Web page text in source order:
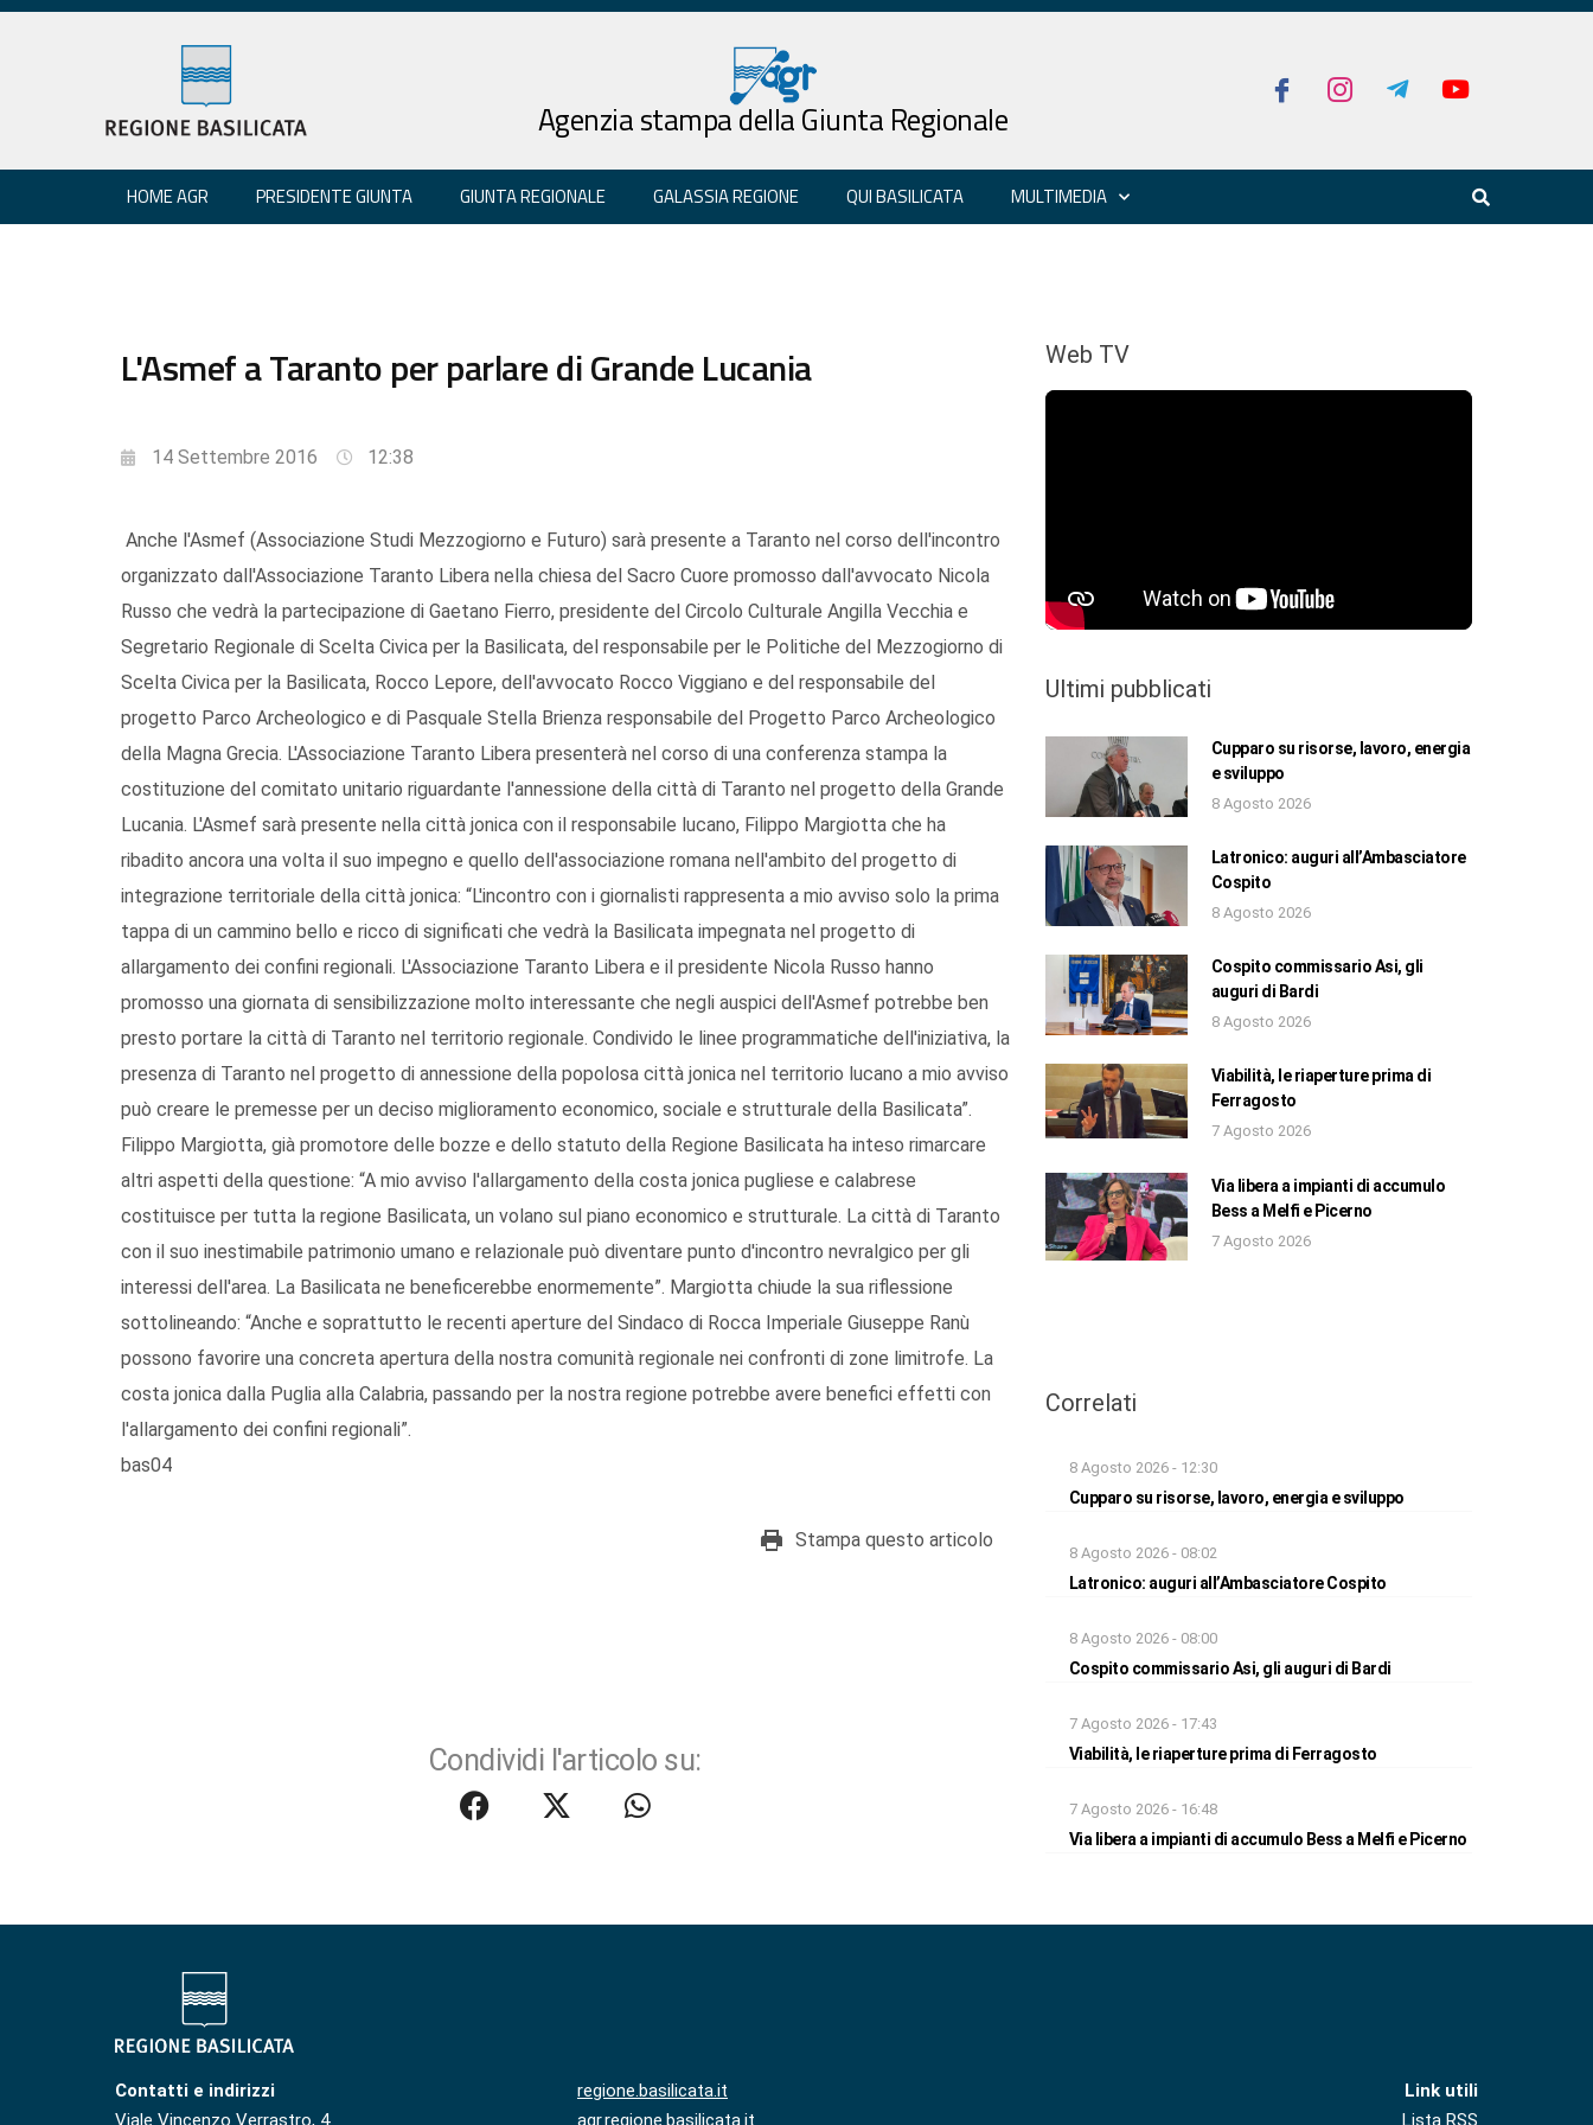
Agenzia stampa della Giunta Regionale
HOME AGR PRESIDENTE GIUNTA GIUNTA REGIONALE GALASSIA REGIONE QUI BASILICATA MULTIMEDIA
L'Asmef a Taranto per parlare di Grande Lucania
14 Settembre 2016 12:38
Anche l'Asmef (Associazione Studi Mezzogiorno e Futuro) sarà presente a Taranto nel corso dell'incontro
organizzato dall'Associazione Taranto Libera nella chiesa del Sacro Cuore promosso dall'avvocato Nicola
Russo che vedrà la partecipazione di Gaetano Fierro, presidente del Circolo Culturale Angilla Vecchia e
Segretario Regionale di Scelta Civica per la Basilicata, del responsabile per le Politiche del Mezzogiorno di
Scelta Civica per la Basilicata, Rocco Lepore, dell'avvocato Rocco Viggiano e del responsabile del
progetto Parco Archeologico e di Pasquale Stella Brienza responsabile del Progetto Parco Archeologico
della Magna Grecia. L'Associazione Taranto Libera presenterà nel corso di una conferenza stampa la
costituzione del comitato unitario riguardante l'annessione della città di Taranto nel progetto della Grande
Lucania. L'Asmef sarà presente nella città jonica con il responsabile lucano, Filippo Margiotta che ha
ribadito ancora una volta il suo impegno e quello dell'associazione romana nell'ambito del progetto di
integrazione territoriale della città jonica: “L'incontro con i giornalisti rappresenta a mio avviso solo la prima
tappa di un cammino bello e ricco di significati che vedrà la Basilicata impegnata nel progetto di
allargamento dei confini regionali. L'Associazione Taranto Libera e il presidente Nicola Russo hanno
promosso una giornata di sensibilizzazione molto interessante che negli auspici dell'Asmef potrebbe ben
presto portare la città di Taranto nel territorio regionale. Condivido le linee programmatiche dell'iniziativa, la
presenza di Taranto nel progetto di annessione della popolosa città jonica nel territorio lucano a mio avviso
può creare le premesse per un deciso miglioramento economico, sociale e strutturale della Basilicata”.
Filippo Margiotta, già promotore delle bozze e dello statuto della Regione Basilicata ha inteso rimarcare
altri aspetti della questione: “A mio avviso l'allargamento della costa jonica pugliese e calabrese
costituisce per tutta la regione Basilicata, un volano sul piano economico e strutturale. La città di Taranto
con il suo inestimabile patrimonio umano e relazionale può diventare punto d'incontro nevralgico per gli
interessi dell'area. La Basilicata ne beneficerebbe enormemente”. Margiotta chiude la sua riflessione
sottolineando: “Anche e soprattutto le recenti aperture del Sindaco di Rocca Imperiale Giuseppe Ranù
possono favorire una concreta apertura della nostra comunità regionale nei confronti di zone limitrofe. La
costa jonica dalla Puglia alla Calabria, passando per la nostra regione potrebbe avere benefici effetti con
l'allargamento dei confini regionali”.
bas04
Stampa questo articolo
Condividi l'articolo su:
Web TV
Ultimi pubblicati
Cupparo su risorse, lavoro, energia
e sviluppo
8 Agosto 2026
Latronico: auguri all’Ambasciatore
Cospito
8 Agosto 2026
Cospito commissario Asi, gli
auguri di Bardi
8 Agosto 2026
Viabilità, le riaperture prima di
Ferragosto
7 Agosto 2026
Via libera a impianti di accumulo
Bess a Melfi e Picerno
7 Agosto 2026
Correlati
8 Agosto 2026 - 12:30
Cupparo su risorse, lavoro, energia e sviluppo
8 Agosto 2026 - 08:02
Latronico: auguri all’Ambasciatore Cospito
8 Agosto 2026 - 08:00
Cospito commissario Asi, gli auguri di Bardi
7 Agosto 2026 - 17:43
Viabilità, le riaperture prima di Ferragosto
7 Agosto 2026 - 16:48
Via libera a impianti di accumulo Bess a Melfi e Picerno
Contatti e indirizzi
Viale Vincenzo Verrastro, 4
regione.basilicata.it
agr.regione.basilicata.it
Link utili
Lista RSS